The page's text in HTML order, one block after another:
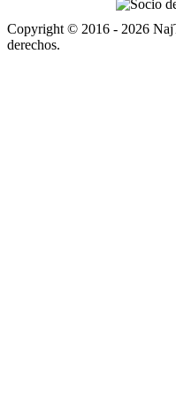
Copyright © 2016 - 2026
derechos.